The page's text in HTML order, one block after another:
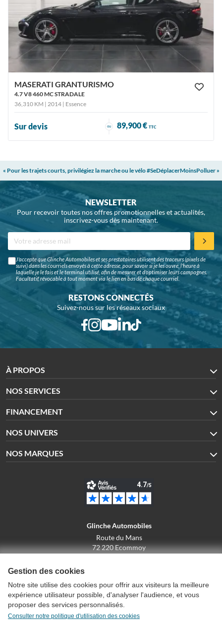
MASERATI GRANTURISMO
4.7 V8 460 MC STRADALE
36,310 KM | 2014 | Essence
Sur devis ou 89,900 € TTC
« Pour les trajets courts, privilégiez la marche ou le vélo #SeDéplacerMoinsPolluer »
NEWSLETTER
Pour recevoir toutes nos offres promotionnelles et actualités,
inscrivez-vous dès maintenant.
J'accepte que Glinche Automobiles et ses prestataires utilisent des traceurs (pixels de
suivi) dans les courriels envoyés à cette adresse, pour savoir si je les ouvre, l'heure à
laquelle je le fais et le terminal utilisé, afin de mesurer et d'optimiser leurs campagnes.
Facultatif, révocable à tout moment via le lien en bas de chaque courriel.
RESTONS CONNECTÉS
Suivez-nous sur les réseaux sociaux
À PROPOS
NOS SERVICES
FINANCEMENT
NOS UNIVERS
NOS MARQUES
Glinche Automobiles
Route du Mans
72 220 Ecommoy
Conditions générales de vente
Gestion des cookies
Notre site utilise des cookies pour offrir aux visiteurs la meilleure
expérience utilisateur possible, d'analyser l'audience, et vous
proposer des services personnalisés.
Consulter notre politique d'utilisation des cookies